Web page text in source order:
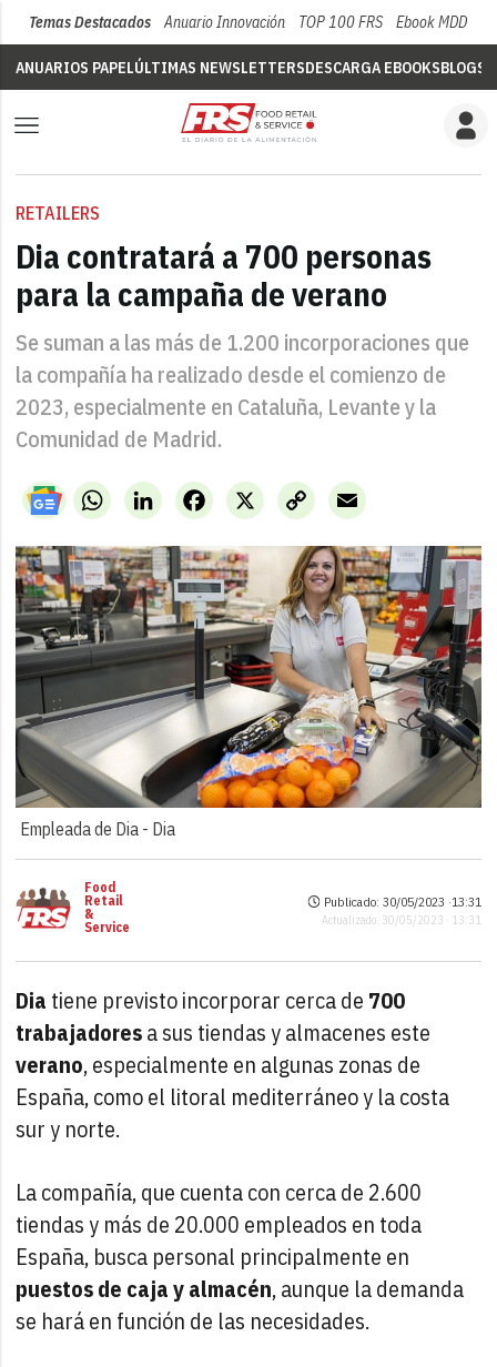
Temas Destacados Anuario Innovación TOP 100 FRS Ebook MDD
ANUARIOS PAPELÚLTIMAS NEWSLETTERSDESCARGA EBOOKSBLOGS
RETAILERS
Dia contratará a 700 personas
para la campaña de verano
Se suman a las más de 1.200 incorporaciones que
la compañía ha realizado desde el comienzo de
2023, especialmente en Cataluña, Levante y la
Comunidad de Madrid.
WhatsAppLinkedIn X
Facebook
Copy
Link
Email
Empleada de Dia - Dia
Food
Retail
&
Service
Publicado: 30/05/2023 ·13:31
Actualizado: 30/05/2023 · 13:31
Dia tiene previsto incorporar cerca de 700
trabajadoresa sus tiendas y almacenes este
verano, especialmente en algunas zonas de
España, como el litoral mediterráneo y la costa
sur y norte.
La compañía, que cuenta con cerca de 2.600
tiendas y más de 20.000 empleados en toda
España, busca personal principalmente en
puestos de caja y almacén, aunque la demanda
se hará en función de las necesidades.